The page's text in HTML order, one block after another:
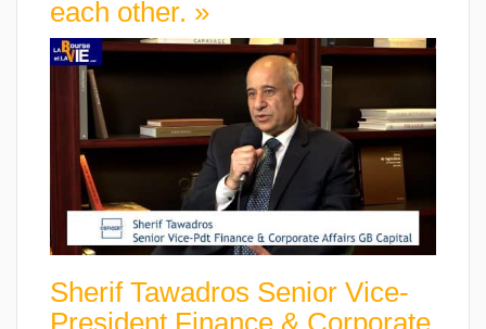
each other. »
Sherif Tawadros Senior Vice-